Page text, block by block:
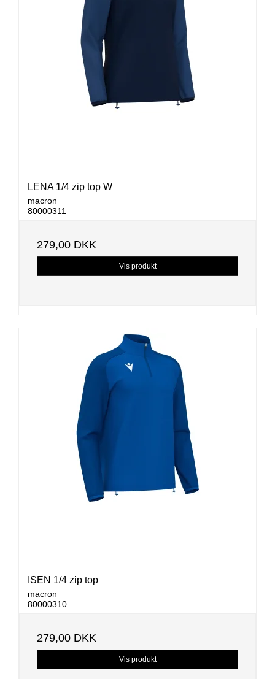
LENA 1/4 zip top W
macron
80000311
279,00 DKK
Vis produkt
ISEN 1/4 zip top
macron
80000310
279,00 DKK
Vis produkt